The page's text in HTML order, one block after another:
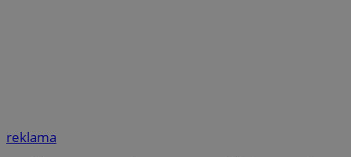
reklama